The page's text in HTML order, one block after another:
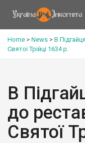
Home > News > В
Святої Трійці 1634 р.
В
до
Святої